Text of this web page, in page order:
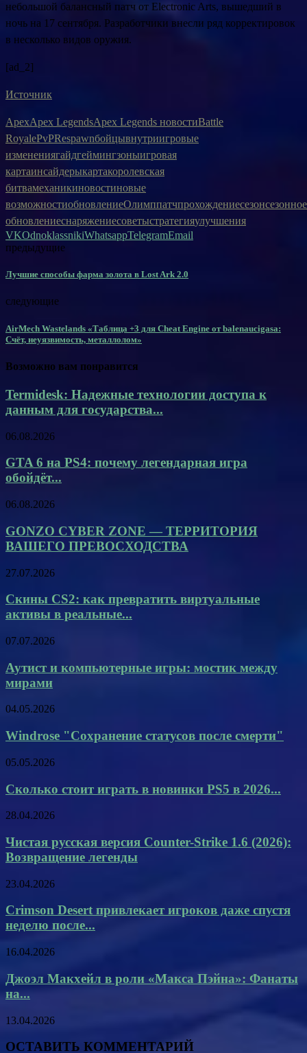
небольшой балансный патч от Electronic Arts, вышедший в
ночь на 17 сентября. Разработчики внесли ряд корректировок
в несколько видов оружия.
[ad_2]
Источник
ApexApex LegendsApex Legends новостиBattle
RoyalePvPRespawnбойцывнутриигровые
изменениягайдгеймингзоныигровая
картаинсайдерыкартакоролевская
битвамеханикиновостиновые
возможностиобновлениеОлимппатчпрохождениесезонсезонное
обновлениеснаряжениесоветыстратегияулучшения
VKOdnoklassnikiWhatsappTelegramEmail
предыдущие
Лучшие способы фарма золота в Lost Ark 2.0
следующие
AirMech Wastelands «Таблица +3 для Cheat Engine от balenaucigasa:
Счёт, неуязвимость, металлолом»
Возможно вам понравится
Termidesk: Надежные технологии доступа к
данным для государства...
06.08.2026
GTA 6 на PS4: почему легендарная игра
обойдёт...
06.08.2026
GONZO CYBER ZONE — ТЕРРИТОРИЯ
ВАШЕГО ПРЕВОСХОДСТВА
27.07.2026
Скины CS2: как превратить виртуальные
активы в реальные...
07.07.2026
Аутист и компьютерные игры: мостик между
мирами
04.05.2026
Windrose "Сохранение статусов после смерти"
05.05.2026
Сколько стоит играть в новинки PS5 в 2026...
28.04.2026
Чистая русская версия Counter-Strike 1.6 (2026):
Возвращение легенды
23.04.2026
Crimson Desert привлекает игроков даже спустя
неделю после...
16.04.2026
Джоэл Макхейл в роли «Макса Пэйна»: Фанаты
на...
13.04.2026
ОСТАВИТЬ КОММЕНТАРИЙ